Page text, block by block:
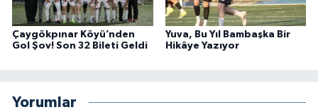
Çaygökpınar Köyü’nden
Gol Şov! Son 32 Bileti Geldi
Yuva, Bu Yıl Bambaşka Bir
Hikâye Yazıyor
Yorumlar